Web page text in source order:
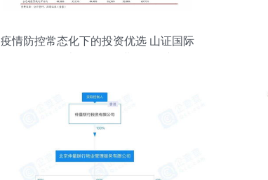
疫情防控常态化下的投资优选 山证国际